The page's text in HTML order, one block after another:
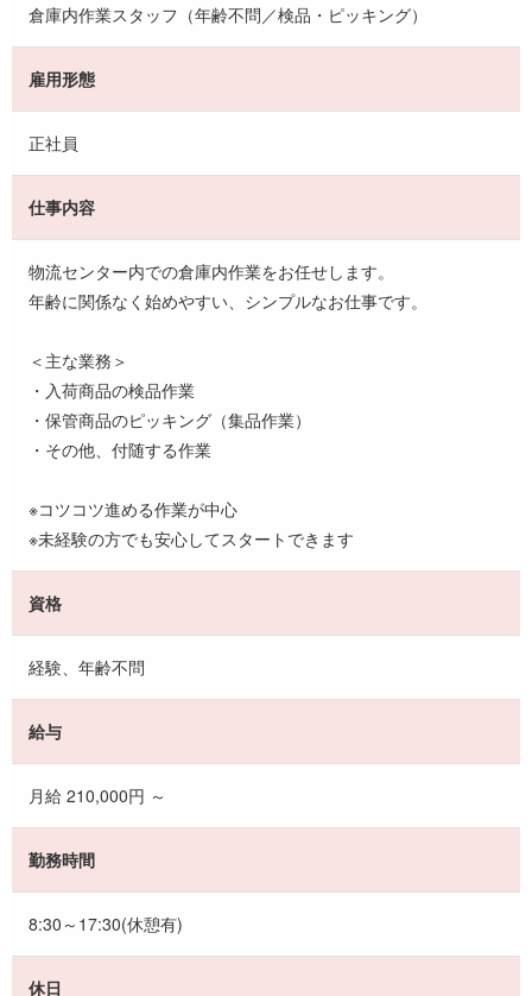
倉庫内作業スタッフ（年齢不問／検品・ピッキング）
雇用形態
正社員
仕事内容
物流センター内での倉庫内作業をお任せします。
年齢に関係なく始めやすい、シンプルなお仕事です。
＜主な業務＞
・入荷商品の検品作業
・保管商品のピッキング（集品作業）
・その他、付随する作業
※コツコツ進める作業が中心
※未経験の方でも安心してスタートできます
資格
経験、年齢不問
給与
月給 210,000円 ～
勤務時間
8:30～17:30(休憩有)
休日